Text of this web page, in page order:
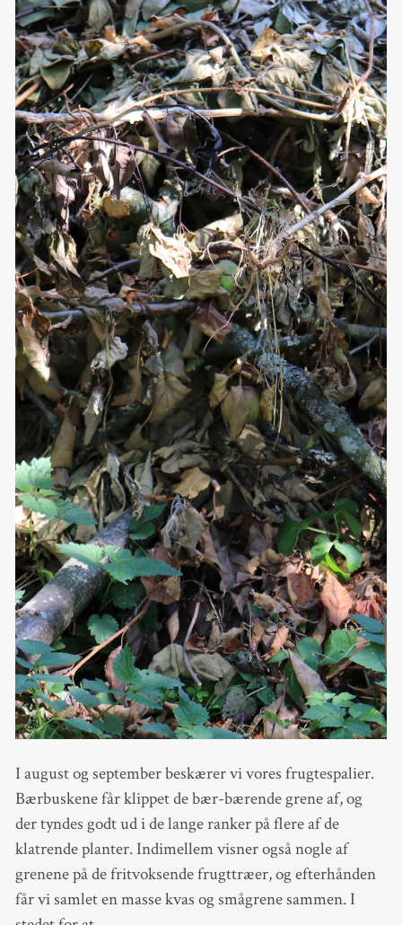
I august og september beskærer vi vores frugtespalier.
Bærbuskene får klippet de bær-bærende grene af, og
der tyndes godt ud i de lange ranker på flere af de
klatrende planter. Indimellem visner også nogle af
grenene på de fritvoksende frugttræer, og efterhånden
får vi samlet en masse kvas og smågrene sammen. I